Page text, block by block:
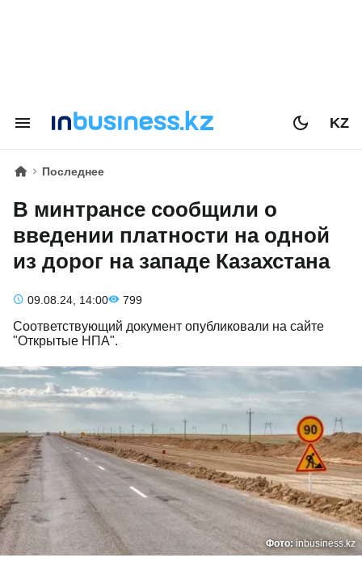
KZ
Последнее
В минтрансе сообщили о
введении платности на одной
из дорог на западе Казахстана
09.08.24, 14:00 799
Соответствующий документ опубликовали на сайте
"Открытые НПА".
Фото:inbusiness.kz